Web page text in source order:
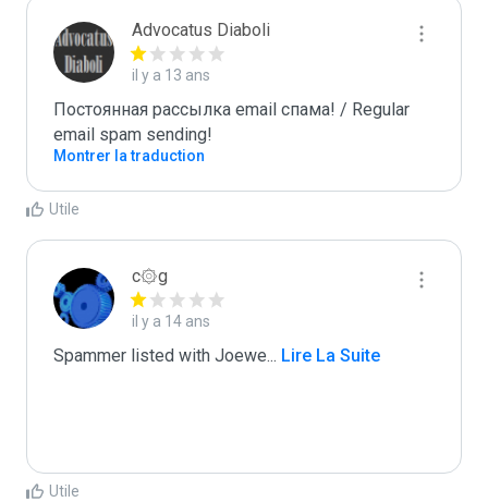
Advocatus Diaboli
il y a 13 ans
Постоянная рассылка email спама! / Regular
email spam sending!
Montrer la traduction
Utile
c۞g
il y a 14 ans
Spammer listed with Joewe... Lire La Suite
Utile